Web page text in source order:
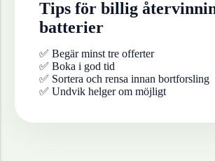
Tips för billig
batterier
✅ Begär minst tre offerter
✅ Boka i god tid
✅ Sortera och rensa innan bortforsling
✅ Undvik helger om möjligt